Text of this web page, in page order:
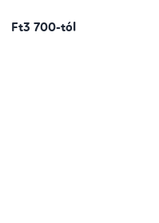
Ft3 700-tól